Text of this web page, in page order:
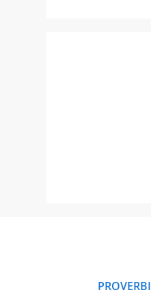
PROVERBI